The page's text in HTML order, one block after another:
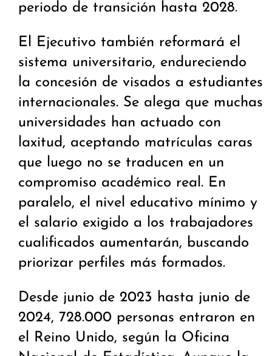
periodo de transición hasta 2028.
El Ejecutivo también reformará el
sistema universitario, endureciendo
la concesión de visados a estudiantes
internacionales. Se alega que muchas
universidades han actuado con
laxitud, aceptando matrículas caras
que luego no se traducen en un
compromiso académico real. En
paralelo, el nivel educativo mínimo y
el salario exigido a los trabajadores
cualificados aumentarán, buscando
priorizar perfiles más formados.
Desde junio de 2023 hasta junio de
2024, 728.000 personas entraron en
el Reino Unido, según la Oficina